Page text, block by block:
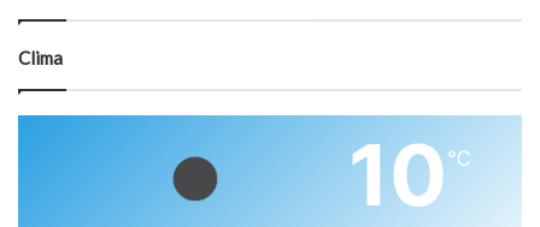
Clima
10 ℃